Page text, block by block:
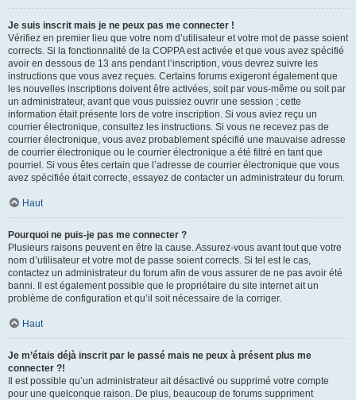
Je suis inscrit mais je ne peux pas me connecter !
Vérifiez en premier lieu que votre nom d’utilisateur et votre mot de passe soient
corrects. Si la fonctionnalité de la COPPA est activée et que vous avez spécifié
avoir en dessous de 13 ans pendant l’inscription, vous devrez suivre les
instructions que vous avez reçues. Certains forums exigeront également que
les nouvelles inscriptions doivent être activées, soit par vous-même ou soit par
un administrateur, avant que vous puissiez ouvrir une session ; cette
information était présente lors de votre inscription. Si vous aviez reçu un
courrier électronique, consultez les instructions. Si vous ne recevez pas de
courrier électronique, vous avez probablement spécifié une mauvaise adresse
de courrier électronique ou le courrier électronique a été filtré en tant que
pourriel. Si vous êtes certain que l’adresse de courrier électronique que vous
avez spécifiée était correcte, essayez de contacter un administrateur du forum.
Haut
Pourquoi ne puis-je pas me connecter ?
Plusieurs raisons peuvent en être la cause. Assurez-vous avant tout que votre
nom d’utilisateur et votre mot de passe soient corrects. Si tel est le cas,
contactez un administrateur du forum afin de vous assurer de ne pas avoir été
banni. Il est également possible que le propriétaire du site internet ait un
problème de configuration et qu’il soit nécessaire de la corriger.
Haut
Je m’étais déjà inscrit par le passé mais ne peux à présent plus me
connecter ?!
Il est possible qu’un administrateur ait désactivé ou supprimé votre compte
pour une quelconque raison. De plus, beaucoup de forums suppriment